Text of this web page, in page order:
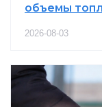
объемы
2026-08-03